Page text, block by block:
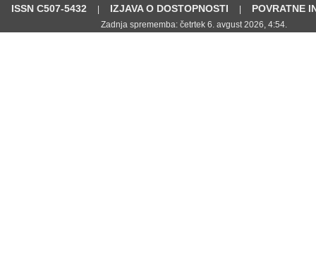
ISSN C507-5432
| IZJAVA O DOSTOPNOSTI | POVRATNE
Zadnja sprememba: četrtek 6. avgust 2026, 4:54.